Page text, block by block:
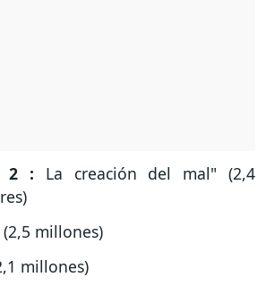
2 : La creación del mal" (2,4
(2,5 millones)
millones)